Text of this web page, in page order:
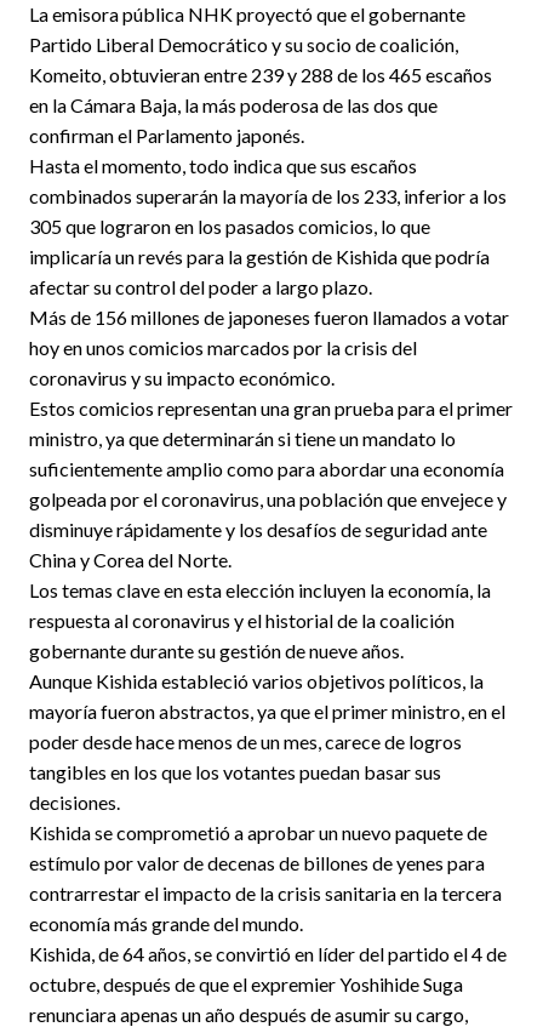
La emisora pública NHK proyectó que el gobernante
Partido Liberal Democrático y su socio de coalición,
Komeito, obtuvieran entre 239 y 288 de los 465 escaños
en la Cámara Baja, la más poderosa de las dos que
confirman el Parlamento japonés.
Hasta el momento, todo indica que sus escaños
combinados superarán la mayoría de los 233, inferior a los
305 que lograron en los pasados comicios, lo que
implicaría un revés para la gestión de Kishida que podría
afectar su control del poder a largo plazo.
Más de 156 millones de japoneses fueron llamados a votar
hoy en unos comicios marcados por la crisis del
coronavirus y su impacto económico.
Estos comicios representan una gran prueba para el primer
ministro, ya que determinarán si tiene un mandato lo
suficientemente amplio como para abordar una economía
golpeada por el coronavirus, una población que envejece y
disminuye rápidamente y los desafíos de seguridad ante
China y Corea del Norte.
Los temas clave en esta elección incluyen la economía, la
respuesta al coronavirus y el historial de la coalición
gobernante durante su gestión de nueve años.
Aunque Kishida estableció varios objetivos políticos, la
mayoría fueron abstractos, ya que el primer ministro, en el
poder desde hace menos de un mes, carece de logros
tangibles en los que los votantes puedan basar sus
decisiones.
Kishida se comprometió a aprobar un nuevo paquete de
estímulo por valor de decenas de billones de yenes para
contrarrestar el impacto de la crisis sanitaria en la tercera
economía más grande del mundo.
Kishida, de 64 años, se convirtió en líder del partido el 4 de
octubre, después de que el expremier Yoshihide Suga
renunciara apenas un año después de asumir su cargo,